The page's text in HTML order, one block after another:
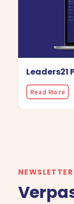
Read More
NEWSLETTER